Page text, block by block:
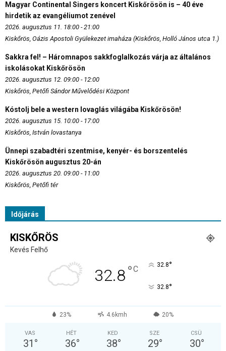
Magyar Continental Singers koncert Kiskőrösön is – 40 éve
hirdetik az evangéliumot zenével
2026. augusztus 11. 18:00 - 21:00
Kiskőrös, Oázis Apostoli Gyülekezet imaháza (Kiskőrös, Holló János utca 1.)
Sakkra fel! – Háromnapos sakkfoglalkozás várja az általános
iskolásokat Kiskőrösön
2026. augusztus 12. 09:00 - 12:00
Kiskőrös, Petőfi Sándor Művelődési Központ
Kóstolj bele a western lovaglás világába Kiskőrösön!
2026. augusztus 15. 10:00 - 17:00
Kiskőrös, István lovastanya
Ünnepi szabadtéri szentmise, kenyér- és borszentelés
Kiskőrösön augusztus 20-án
2026. augusztus 20. 09:00 - 11:00
Kiskőrös, Petőfi tér
Időjárás
KISKŐRÖS
Kevés Felhő
32.8°C 32.8°
32.8°
23% 4.6kmh 20%
VAS
31 °
HÉT
36°
KED
38°
SZE
29°
CSÜ
30°